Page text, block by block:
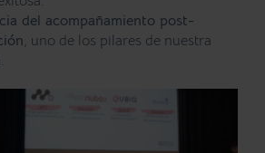
del acompañamiento post-
, uno de los pilares de nuestra